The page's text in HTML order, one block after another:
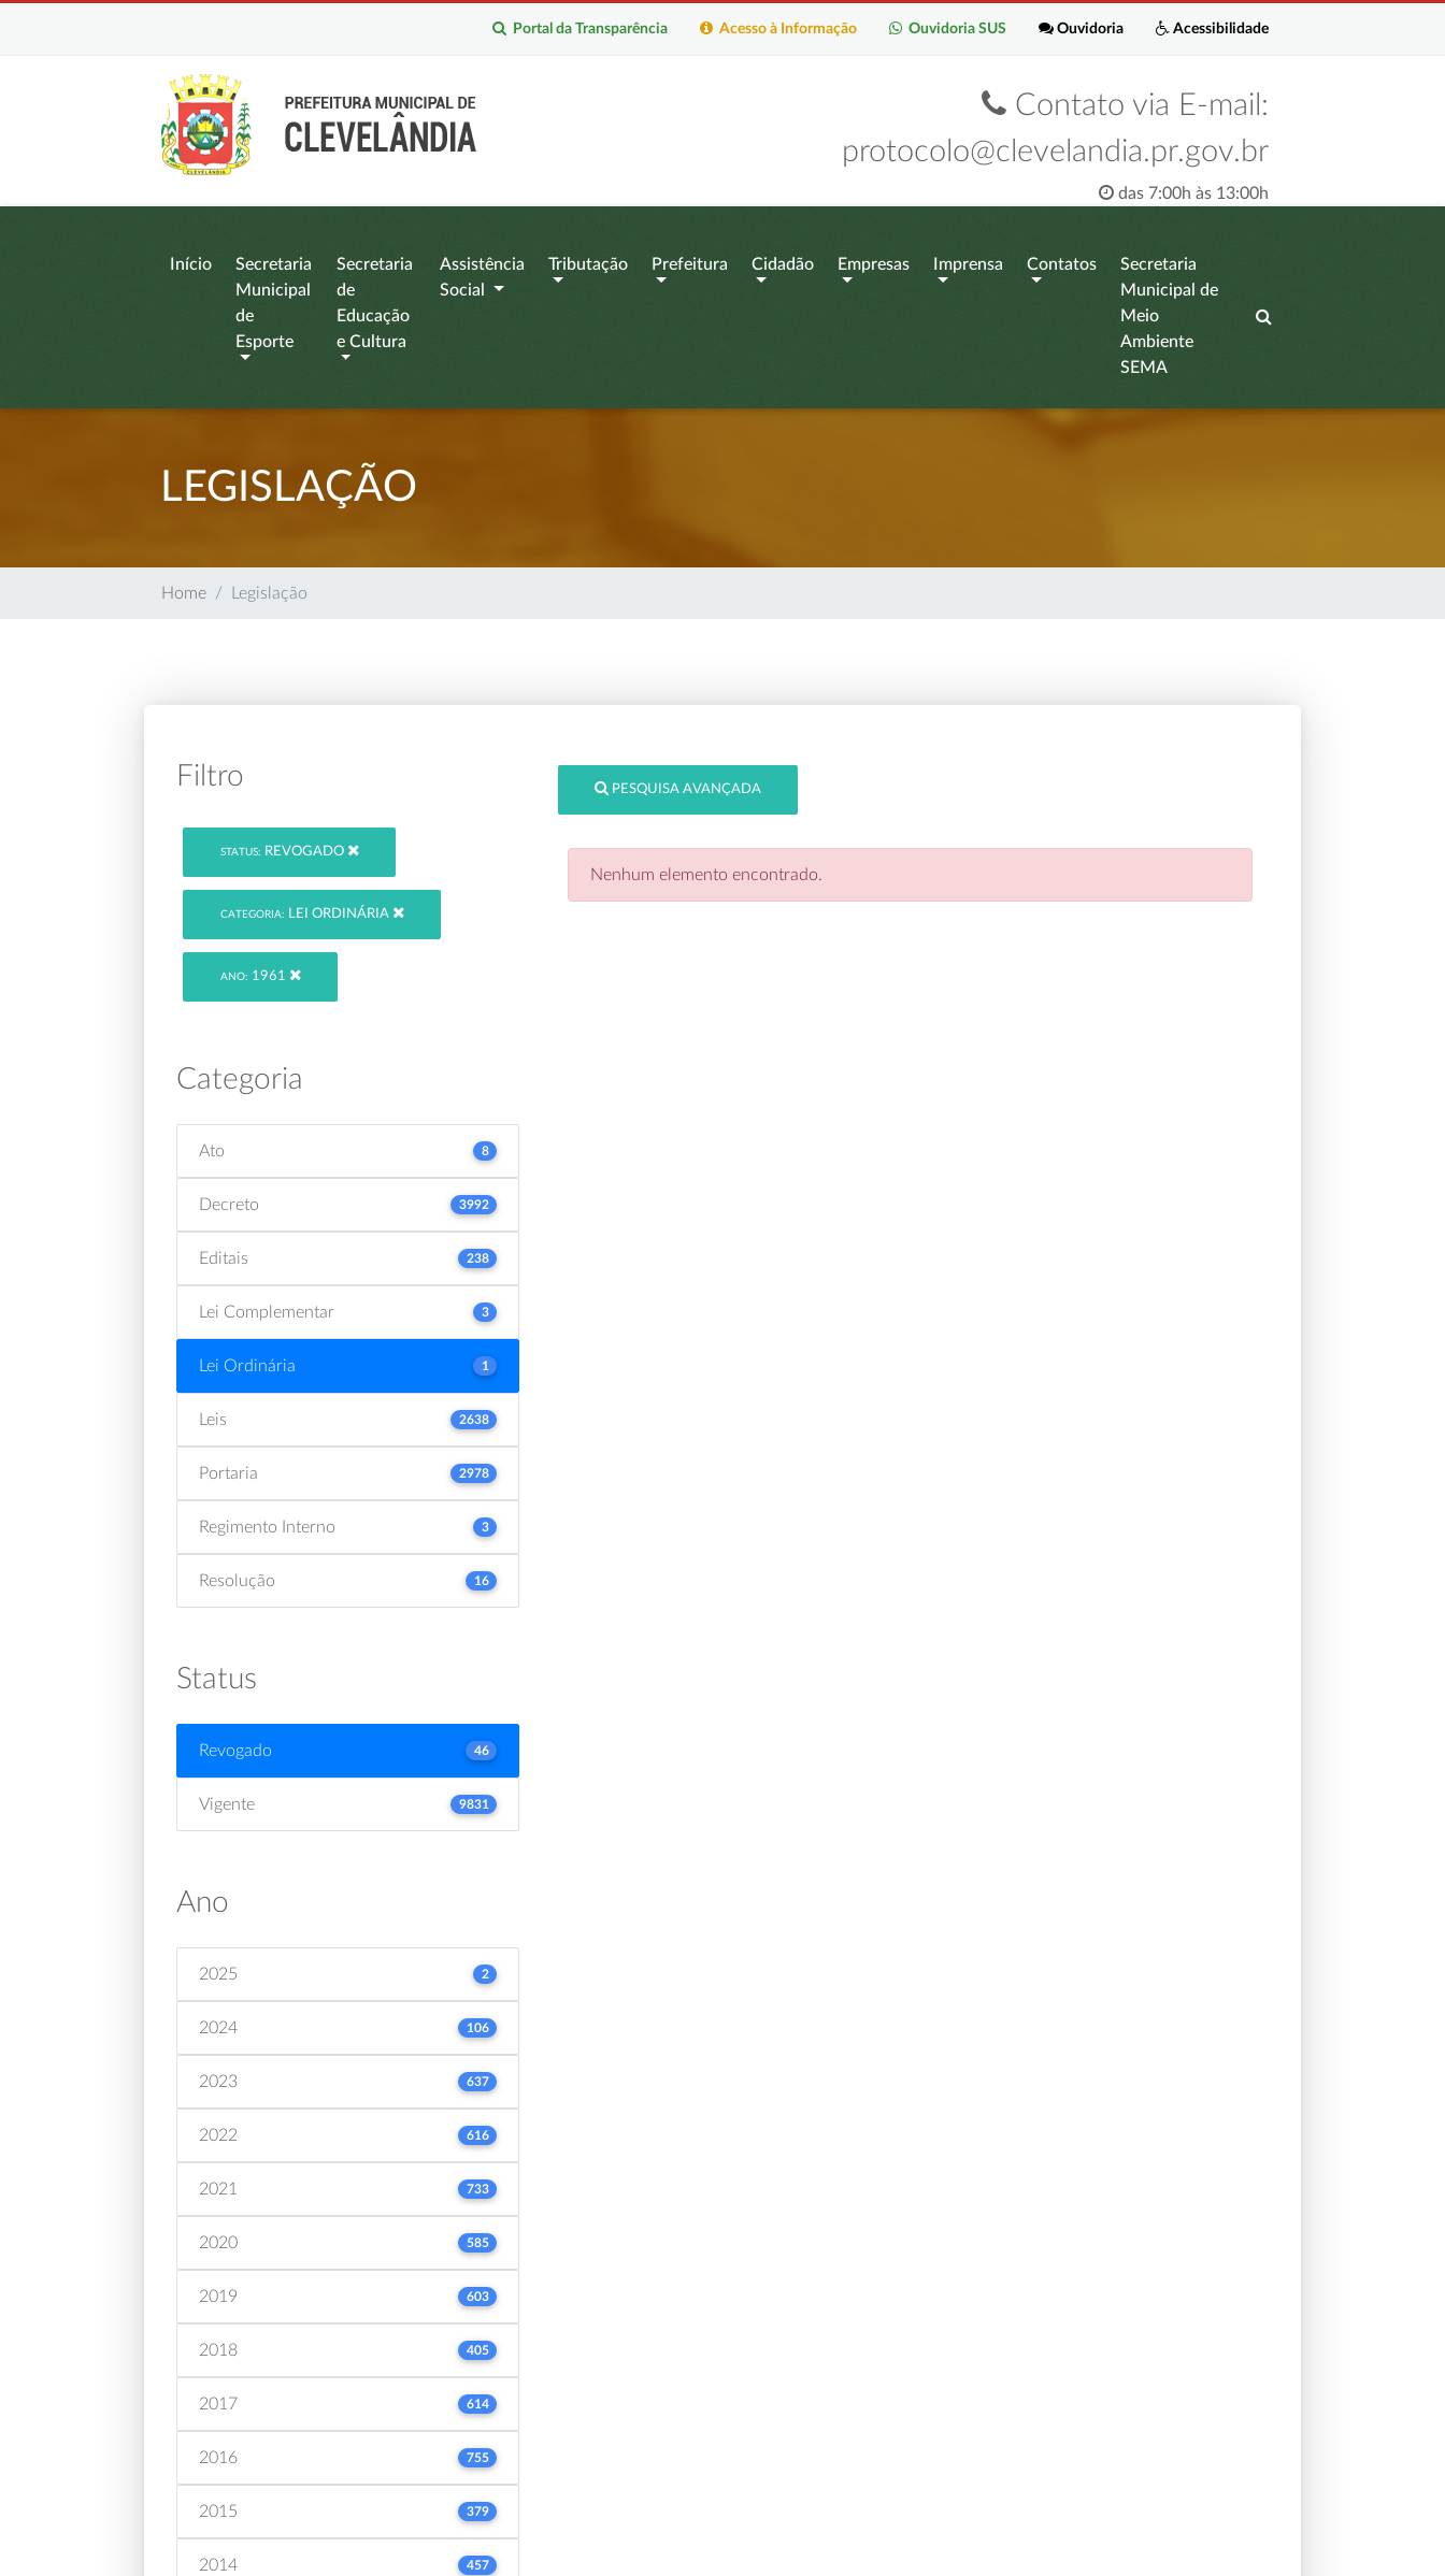
Acessibilidade
Ouvidoria
Ouvidoria SUS
Acesso à Informação
Portal da Transparência
Contato via E-mail:
protocolo@clevelandia.pr.gov.br
das 7:00h às 13:00h
Início
Secretaria
Municipal
de
Esporte
Secretaria
de
Educação
e Cultura
Assistência
Social
Tributação Prefeitura Cidadão Empresas Imprensa Contatos
Secretaria
Municipal de
Meio
Ambiente
SEMA
LEGISLAÇÃO
Home Legislação
Filtro
STATUS: REVOGADO
CATEGORIA: LEI ORDINÁRIA
ANO: 1961
Categoria
Ato 8
Decreto 3992
Editais 238
Lei Complementar 3
Lei Ordinária 1
Leis 2638
Portaria 2978
Regimento Interno 3
Resolução 16
Status
Revogado 46
Vigente 9831
Ano
2025 2
2024 106
2023 637
2022 616
2021 733
2020 585
2019 603
2018 405
2017 614
2016 755
2015 379
2014 457
PESQUISA AVANÇADA
Nenhum elemento encontrado.